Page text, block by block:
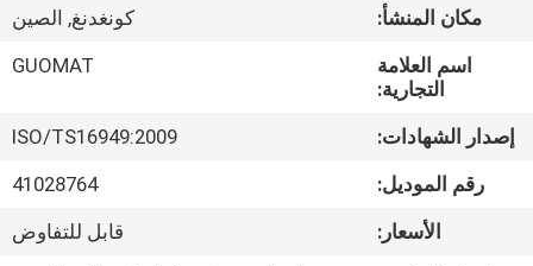
منتجات
معلومات
عنا
مكان المنشأ:
كونغدنغ, الصين
اسم العلامة
التجارية:
GUOMAT
إصدار الشهادات:
ISO/TS16949:2009
رقم الموديل:
41028764
الأسعار:
قابل للتفاوض